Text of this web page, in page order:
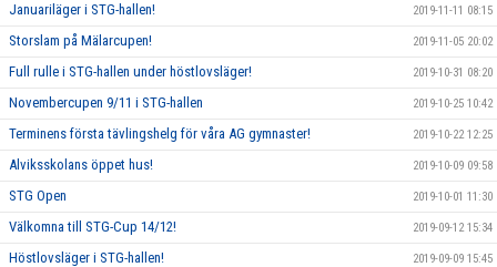
Januariläger i STG-hallen! 2019-11-11 08:15
Storslam på Mälarcupen! 2019-11-05 20:02
Full rulle i STG-hallen under höstlovsläger! 2019-10-31 08:20
Novembercupen 9/11 i STG-hallen 2019-10-25 10:42
Terminens första tävlingshelg för våra AG gymnaster! 2019-10-22 12:25
Alviksskolans öppet hus! 2019-10-09 09:58
STG Open 2019-10-01 11:30
Välkomna till STG-Cup 14/12! 2019-09-12 15:34
Höstlovsläger i STG-hallen! 2019-09-09 15:45